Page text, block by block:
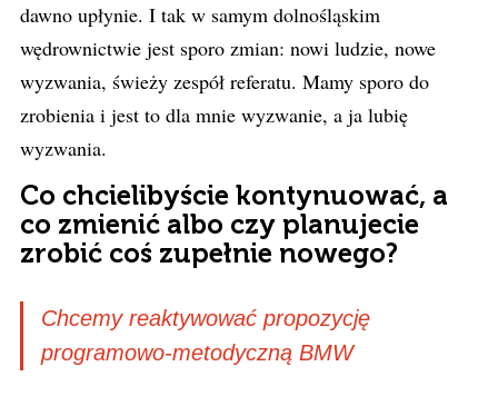
dawno upłynie. I tak w samym dolnośląskim
wędrownictwie jest sporo zmian: nowi ludzie, nowe
wyzwania, świeży zespół referatu. Mamy sporo do
zrobienia i jest to dla mnie wyzwanie, a ja lubię
wyzwania.
Co chcielibyście kontynuować, a
co zmienić albo czy planujecie
zrobić coś zupełnie nowego?
Chcemy reaktywować propozycję
programowo-metodyczną BMW